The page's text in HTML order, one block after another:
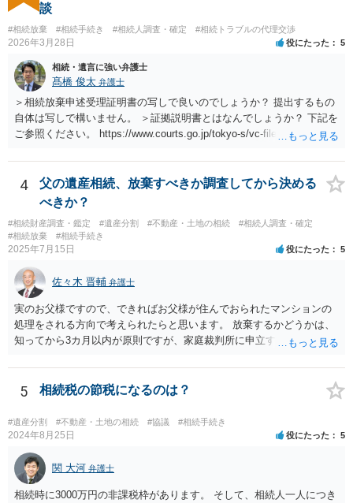
談
#相続放棄 #相続手続き #相続人調査・確定 #相続トラブルの代理交渉
2026年3月28日 役にたった 5
相続・遺言に強い弁護士
髙橋 俊太 弁護士
＞相続放棄申述受理証明書の写しで良いのでしょうか？ 提出するもの
自体は写しで構いません。 ＞証拠説明書とはなんでしょうか？ 下記を
ご参照ください。 https://www.courts.go.jp/tokyo-s/vc-files/tokyo-s/file/
4
父の遺産相続、放棄すべきか調査してから決める
べきか？
#相続財産調査・鑑定 #遺産分割 #不動産・土地の相続
#相続人調査・確定
#相続放棄
#相続手続き
2025年7月15日 役にたった 5
佐々木 晋輔 弁護士
実のお父様ですので、できればお父様が住んでおられたマンションの
処理をされる方向で考えられたらと思います。 放棄するかどうかは、
知ってから3カ月以内が原則ですが、家庭裁判所に申立すれば3カ月の
放棄するかどうか決めることができます。 銀行やサラ金が数年も放置
することはありませんので、数年後に借金が発見される可能性はほぼ
ありません。 なお、私が扱った相続放棄を検討していた案件で、期間
伸長して調査したところ、サラ金に対する過払金など相当な財産が見
つかったため相続したという事例がありました。
5 相続税の節税になるのは？
#遺産分割 #不動産・土地の相続 #協議 #相続手続き
2024年8月25日 役にたった 5
関 大河 弁護士
相続時に3000万円の非課税枠があります。 そして、相続人一人につき